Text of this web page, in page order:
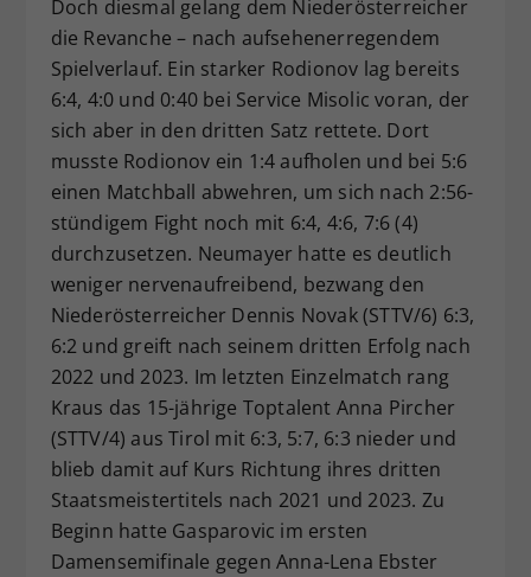
Doch diesmal gelang dem Niederösterreicher
die Revanche – nach aufsehenerregendem
Spielverlauf. Ein starker Rodionov lag bereits
6:4, 4:0 und 0:40 bei Service Misolic voran, der
sich aber in den dritten Satz rettete. Dort
musste Rodionov ein 1:4 aufholen und bei 5:6
einen Matchball abwehren, um sich nach 2:56-
stündigem Fight noch mit 6:4, 4:6, 7:6 (4)
durchzusetzen. Neumayer hatte es deutlich
weniger nervenaufreibend, bezwang den
Niederösterreicher Dennis Novak (STTV/6) 6:3,
6:2 und greift nach seinem dritten Erfolg nach
2022 und 2023. Im letzten Einzelmatch rang
Kraus das 15-jährige Toptalent Anna Pircher
(STTV/4) aus Tirol mit 6:3, 5:7, 6:3 nieder und
blieb damit auf Kurs Richtung ihres dritten
Staatsmeistertitels nach 2021 und 2023. Zu
Beginn hatte Gasparovic im ersten
Damensemifinale gegen Anna-Lena Ebster